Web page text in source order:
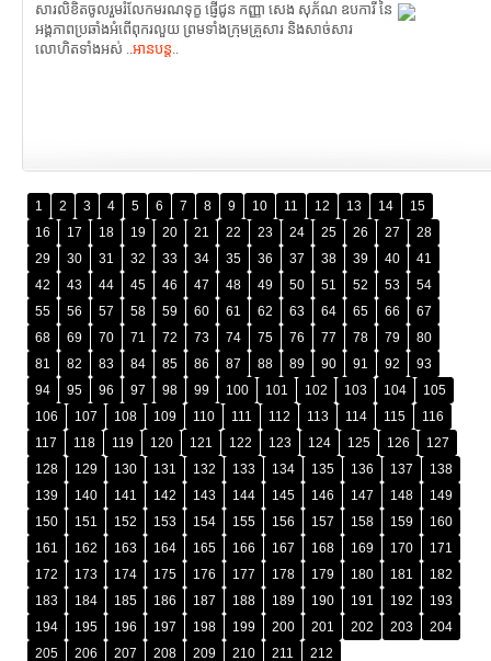
សារលិខិតចូលរួមរំលែកមរណទុក្ខ ផ្ញើជូន កញ្ញា សេង សុភ័ណ ឧបការី នៃ
អង្គភាពប្រឆាំងអំពើពុករលួយ ព្រមទាំងក្រុមគ្រួសារ និងសាច់សារ
លោហិតទាំងអស់ ..អានបន្ត..
1 2 3 4 5 6 7 8 9 10 11 12 13 14
15
16
17 18 19 20 21 22 23 24 25 26 27
28
29
30 31 32 33 34 35 36 37 38 39 40
41
42
43 44 45 46 47 48 49 50 51 52 53
54
55
56 57 58 59 60 61 62 63 64 65 66
67
68
69 70 71 72 73 74 75 76 77 78 79
80
81
82 83 84 85 86 87 88 89 90 91 92
93
94
95 96 97 98 99 100 101 102 103 104
105
106
107 108 109 110 111 112 113 114 115
116
117
118 119 120 121 122 123 124 125 126
127
128
129 130 131 132 133 134 135 136 137
138
139
140 141 142 143 144 145 146 147 148
149
150
151 152 153 154 155 156 157 158 159
160
161
162 163 164 165 166 167 168 169 170
171
172
173 174 175 176 177 178 179 180 181
182
183
184 185 186 187 188 189 190 191 192
193
194
195 196 197 198 199 200 201 202 203
204
205
206 207 208 209 210 211 212